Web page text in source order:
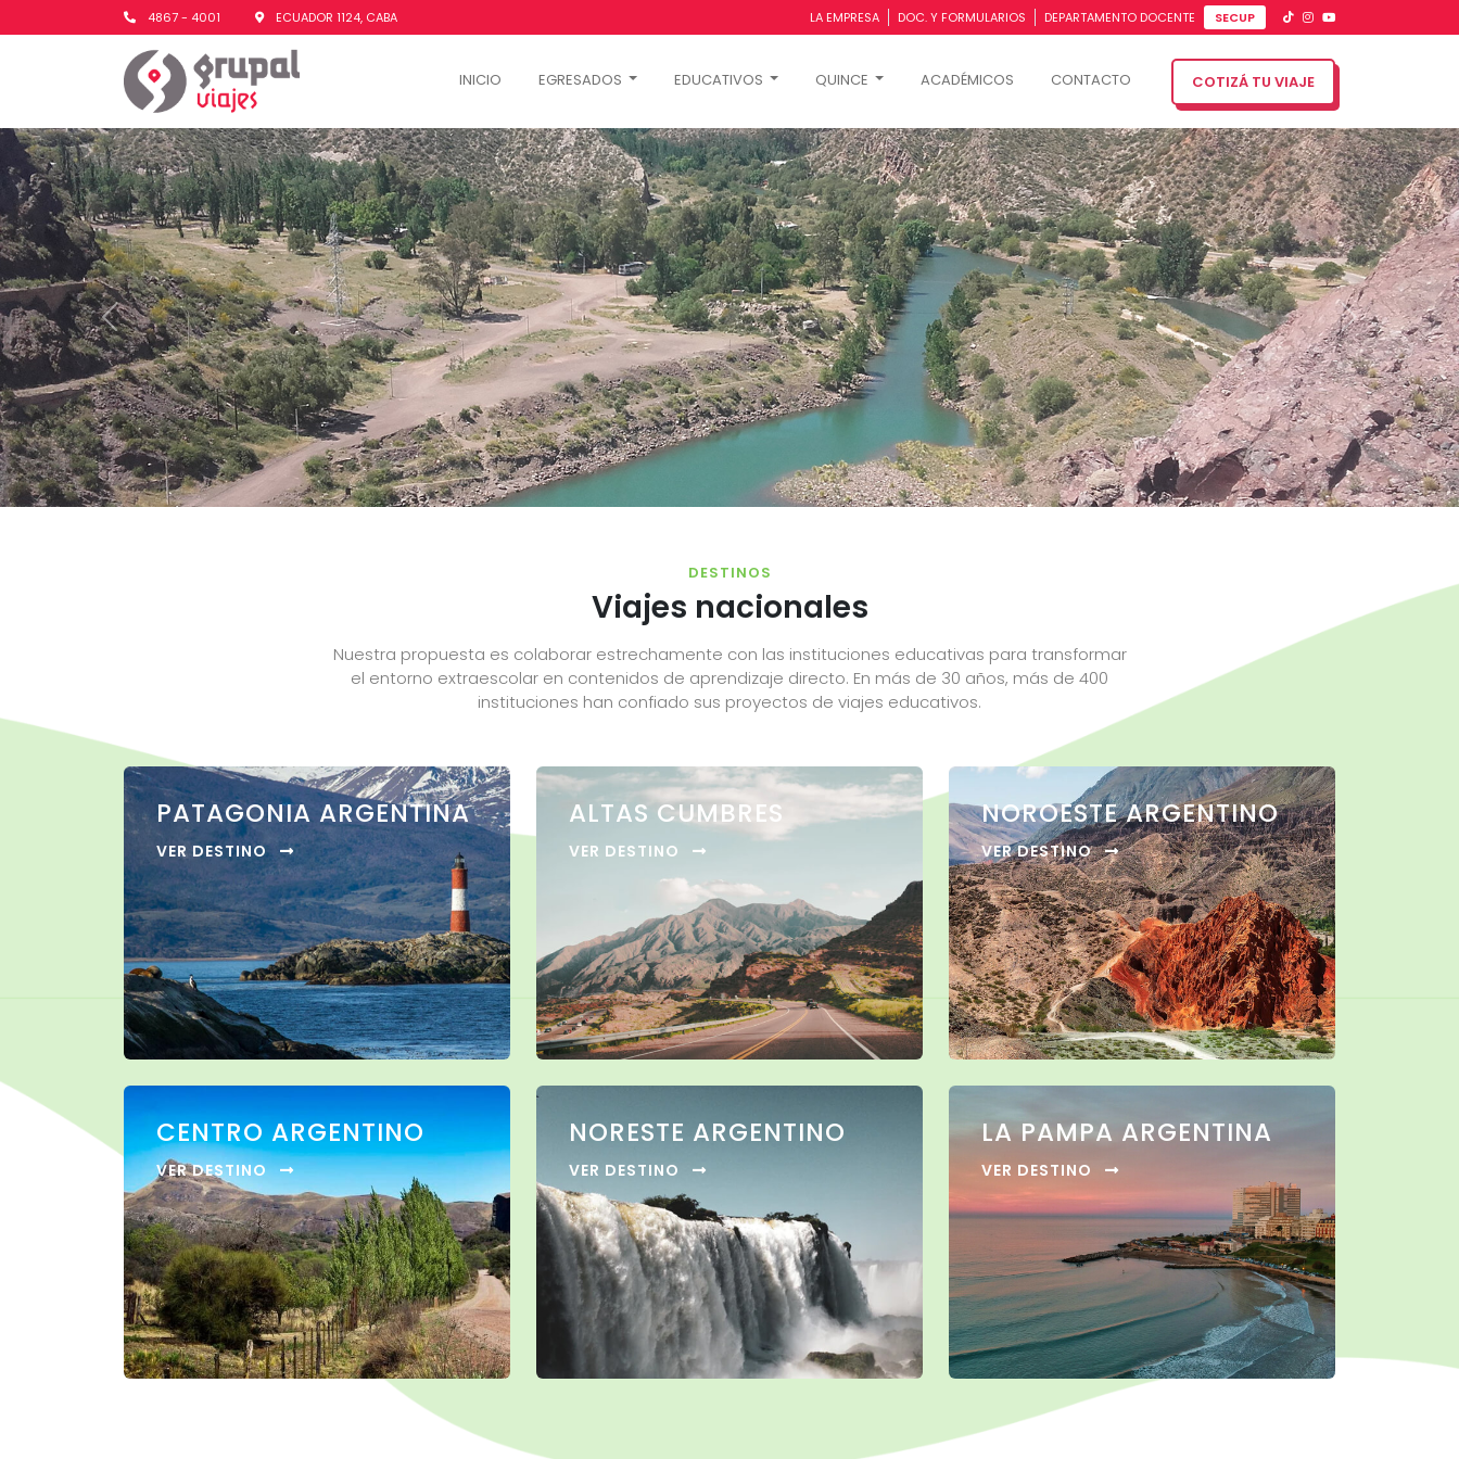
4867 - 4001 ECUADOR 1124, CABA LA EMPRESA DOC. Y FORMULARIOS DEPARTAMENTO DOCENTE SECUP
INICIO EGRESADOS EDUCATIVOS QUINCE ACADÉMICOS CONTACTO COTIZÁ TU VIAJE
Previous Next
DESTINOS
Viajes nacionales
Nuestra propuesta es colaborar estrechamente con las instituciones educativas para transformar
el entorno extraescolar en contenidos de aprendizaje directo. En más de 30 años, más de 400
instituciones han confiado sus proyectos de viajes educativos.
PATAGONIA ARGENTINA
VER DESTINO
ALTAS CUMBRES
VER DESTINO
NOROESTE ARGENTINO
VER DESTINO
CENTRO ARGENTINO
VER DESTINO
NORESTE ARGENTINO
VER DESTINO
LA PAMPA ARGENTINA
VER DESTINO